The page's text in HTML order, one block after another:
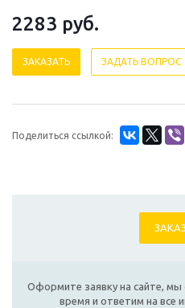
2283 руб.
ЗАКАЗАТЬ ЗАДАТЬ ВОПРОС
Поделиться ссылкой:
Оформите заявку на сайте,
время и ответим на все